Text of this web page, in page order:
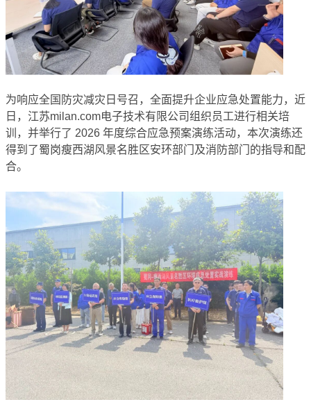
为响应全国防灾减灾日号召，全面提升企业应急处置能力，近
日，江苏milan.com电子技术有限公司组织员工进行相关培
训，并举行了 2026 年度综合应急预案演练活动，本次演练还
得到了蜀岗瘦西湖风景名胜区安环部门及消防部门的指导和配
合。